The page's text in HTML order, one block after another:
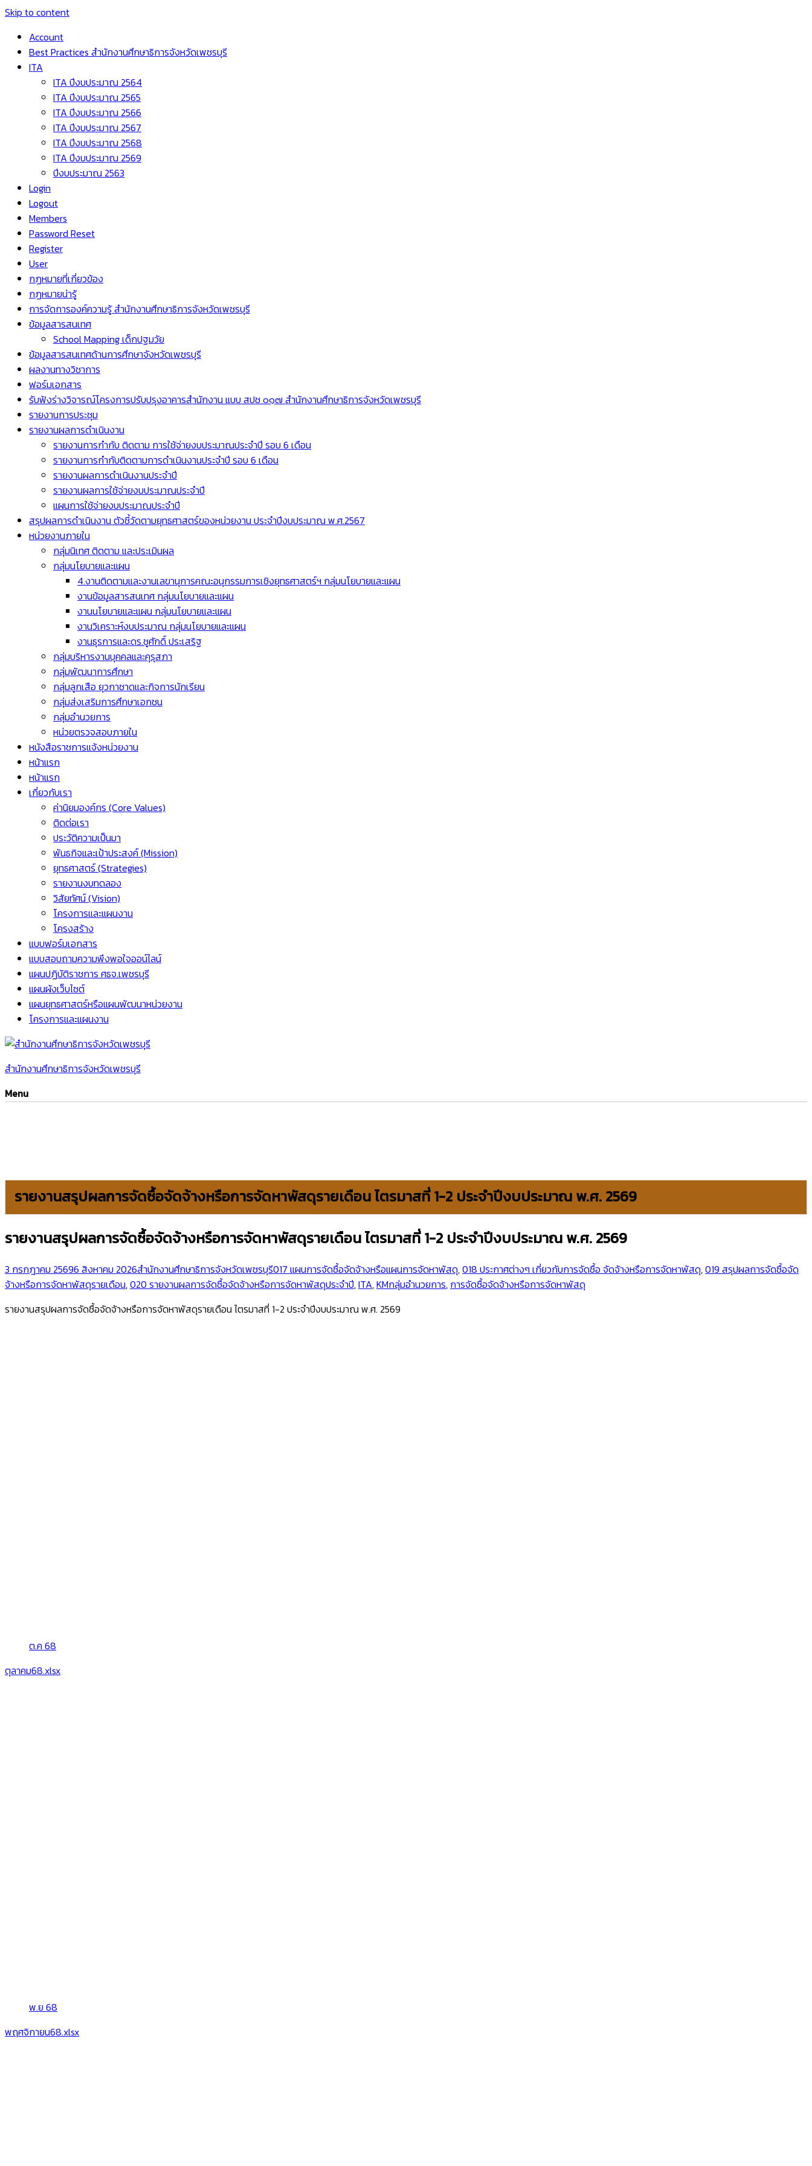
Skip to content
Account
Best Practices สำนักงานศึกษาธิการจังหวัดเพชรบุรี
ITA
ITA ปีงบประมาณ 2564
ITA ปีงบประมาณ 2565
ITA ปีงบประมาณ 2566
ITA ปีงบประมาณ 2567
ITA ปีงบประมาณ 2568
ITA ปีงบประมาณ 2569
ปีงบประมาณ 2563
Login
Logout
Members
Password Reset
Register
User
กฏหมายที่เกี่ยวข้อง
กฏหมายน่ารู้
การจัดการองค์ความรู้ สำนักงานศึกษาธิการจังหวัดเพชรบุรี
ข้อมูลสารสนเทศ
School Mapping เด็กปฐมวัย
ข้อมูลสารสนเทศด้านการศึกษาจังหวัดเพชรบุรี
ผลงานทางวิชาการ
ฟอร์มเอกสาร
รับฟังร่างวิจารณ์โครงการปรับปรุงอาคารสำนักงาน แบบ สปช ๐๑๗ สำนักงานศึกษาธิการจังหวัดเพชรบุรี
รายงานการประชุม
รายงานผลการดำเนินงาน
รายงานการกำกับ ติดตาม การใช้จ่ายงบประมาณประจำปี รอบ 6 เดือน
รายงานการกำกับติดตามการดำเนินงานประจำปี รอบ 6 เดือน
รายงานผลการดำเนินงานประจำปี
รายงานผลการใช้จ่ายงบประมาณประจำปี
แผนการใช้จ่ายงบประมาณประจำปี
สรุปผลการดำเนินงาน ตัวชี้วัดตามยุทธศาสตร์ของหน่วยงาน ประจำปีงบประมาณ พ.ศ.2567
หน่วยงานภายใน
กลุ่มนิเทศ ติดตาม และประเมินผล
กลุ่มนโยบายและแผน
4.งานติดตามและงานเลขานุการคณะอนุกรรมการเชิงยุทธศาสตร์ฯ กลุ่มนโยบายและแผน
งานข้อมูลสารสนเทศ กลุ่มนโยบายและแผน
งานนโยบายและแผน กลุ่มนโยบายและแผน
งานวิเคราะห์งบประมาณ กลุ่มนโยบายและแผน
งานธุรการและดร.ชูศักดิ์ ประเสริฐ
กลุ่มบริหารงานบุคคลและคุรุสภา
กลุ่มพัฒนาการศึกษา
กลุ่มลูกเสือ ยุวกาชาดและกิจการนักเรียน
กลุ่มส่งเสริมการศึกษาเอกชน
กลุ่มอำนวยการ
หน่วยตรวจสอบภายใน
หนังสือราชการแจ้งหน่วยงาน
หน้าแรก
หน้าแรก
เกี่ยวกับเรา
ค่านิยมองค์กร (Core Values)
ติดต่อเรา
ประวัติความเป็นมา
พันธกิจและเป้าประสงค์ (Mission)
ยุทธศาสตร์ (Strategies)
รายงานงบทดลอง
วิสัยทัศน์ (Vision)
โครงการและแผนงาน
โครงสร้าง
แบบฟอร์มเอกสาร
แบบสอบถามความพึงพอใจออน์ไลน์
แผนปฏิบัติราชการ ศธจ.เพชรบุรี
แผนผังเว็บไซต์
แผนยุทธศาสตร์หรือแผนพัฒนาหน่วยงาน
โครงการและแผนงาน
สำนักงานศึกษาธิการจังหวัดเพชรบุรี
Menu
รายงานสรุปผลการจัดซื้อจัดจ้างหรือการจัดหาพัสดุรายเดือน ไตรมาสที่ 1-2 ประจำปีงบประมาณ พ.ศ. 2569
รายงานสรุปผลการจัดซื้อจัดจ้างหรือการจัดหาพัสดุรายเดือน ไตรมาสที่ 1-2 ประจำปีงบประมาณ พ.ศ. 2569
3 กรกฎาคม 25696 สิงหาคม 2026สำนักงานศึกษาธิการจังหวัดเพชรบุรี017 แผนการจัดซื้อจัดจ้างหรือแผนการจัดหาพัสดุ,018 ประกาศต่างๆ เกี่ยวกับการจัดซื้อ จัดจ้างหรือการจัดหาพัสดุ,019 สรุปผลการจัดซื้อจัด
จ้างหรือการจัดหาพัสดุรายเดือน,020 รายงานผลการจัดซื้อจัดจ้างหรือการจัดหาพัสดุประจำปี,ITA,KMกลุ่มอำนวยการ, การจัดซื้อจัดจ้างหรือการจัดหาพัสดุ
รายงานสรุปผลการจัดซื้อจัดจ้างหรือการจัดหาพัสดุรายเดือน ไตรมาสที่ 1-2 ประจำปีงบประมาณ พ.ศ. 2569
ต.ค 68
ตุลาคม68.xlsx
พ.ย 68
พฤศจิกายน68.xlsx